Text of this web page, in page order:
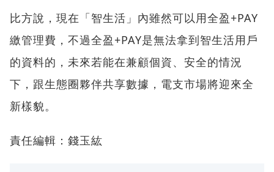
比方說，現在「智生活」內雖然可以用全盈+PAY
繳管理費，不過全盈+PAY是無法拿到智生活用戶
的資料的，未來若能在兼顧個資、安全的情況
下，跟生態圈夥伴共享數據，電支市場將迎來全
新樣貌。
責任編輯：錢玉紘